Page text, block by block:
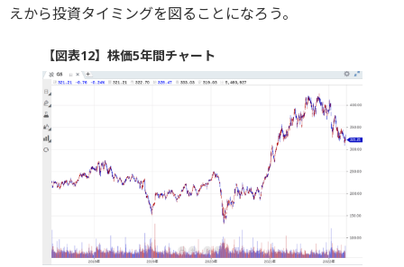
えから投資タイミングを図ることになろう。
【図表12】株価5年間チャート